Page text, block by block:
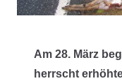
Am 28. März
herrscht